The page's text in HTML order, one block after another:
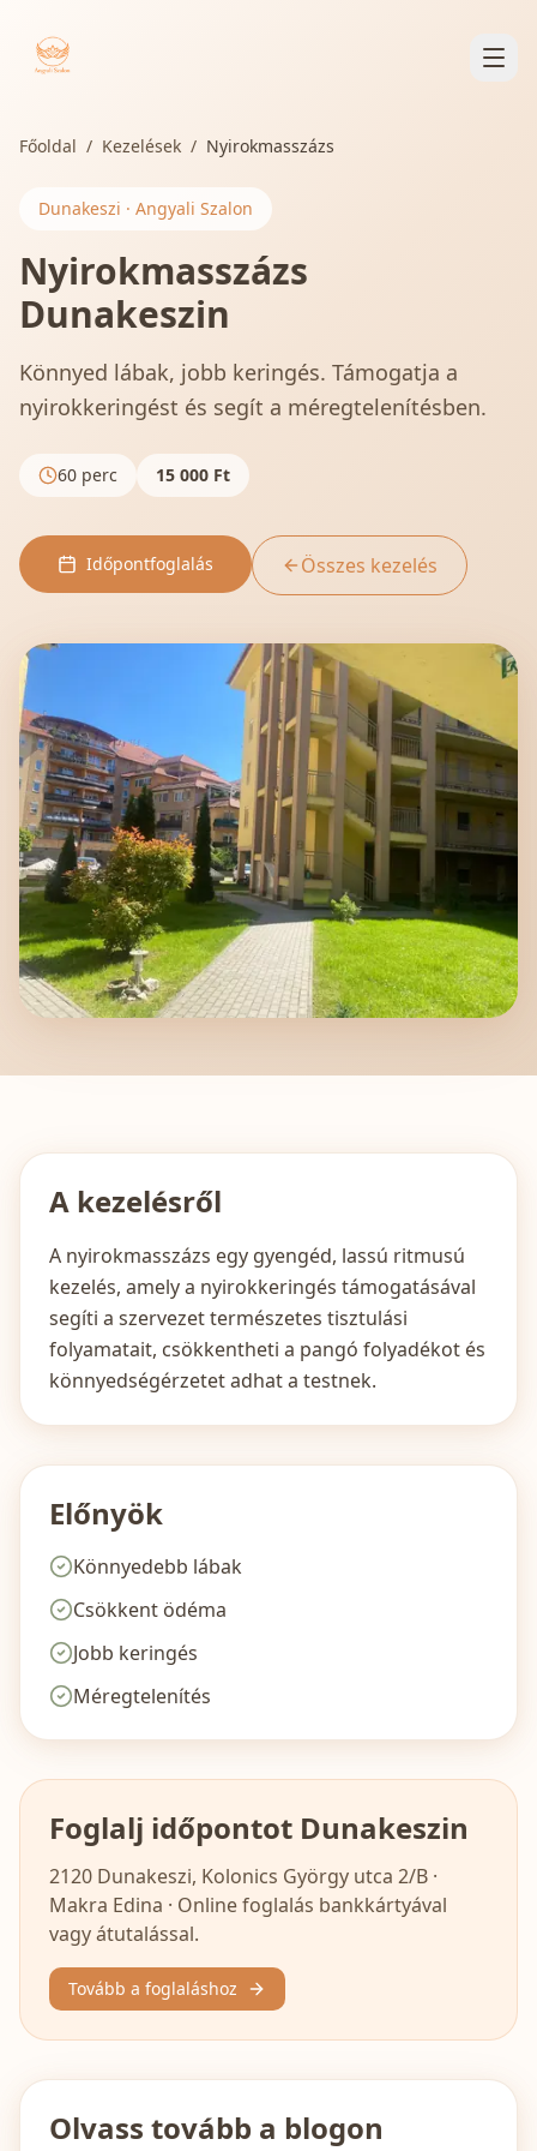
Főoldal / Kezelések / Nyirokmasszázs
Dunakeszi · Angyali Szalon
Nyirokmasszázs
Dunakeszin
Könnyed lábak, jobb keringés. Támogatja a
nyirokkeringést és segít a méregtelenítésben.
60 perc 15 000 Ft
Időpontfoglalás Összes kezelés
A kezelésről
A nyirokmasszázs egy gyengéd, lassú ritmusú
kezelés, amely a nyirokkeringés támogatásával
segíti a szervezet természetes tisztulási
folyamatait, csökkentheti a pangó folyadékot és
könnyedségérzetet adhat a testnek.
Előnyök
Könnyedebb lábak
Csökkent ödéma
Jobb keringés
Méregtelenítés
Foglalj időpontot Dunakeszin
2120 Dunakeszi, Kolonics György utca 2/B ·
Makra Edina · Online foglalás bankkártyával
vagy átutalással.
Tovább a foglaláshoz
Olvass tovább a blogon